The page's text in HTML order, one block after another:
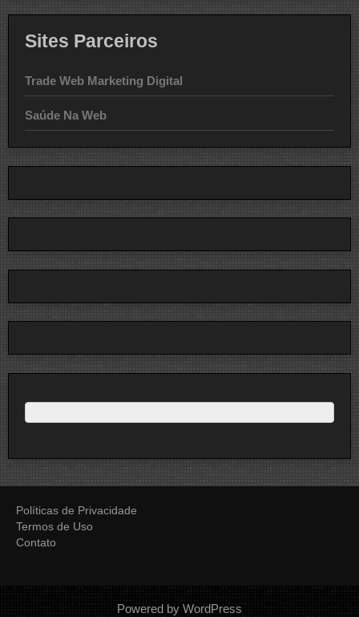
Sites Parceiros
Trade Web Marketing Digital
Saúde Na Web
Políticas de Privacidade
Termos de Uso
Contato
Powered by WordPress